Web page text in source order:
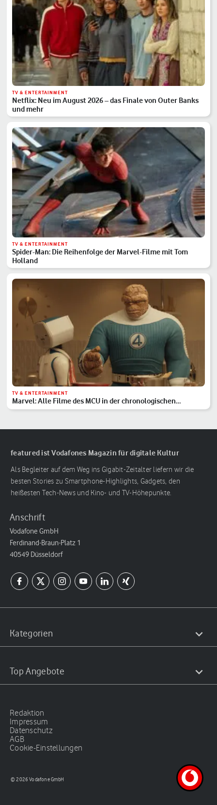
TV & ENTERTAINMENT
Netflix: Neu im August 2026 – das Finale von Outer Banks
und mehr
TV & ENTERTAINMENT
Spider-Man: Die Reihenfolge der Marvel-Filme mit Tom
Holland
TV & ENTERTAINMENT
Marvel: Alle Filme des MCU in der chronologischen
Reihenfolge
featured ist Vodafones Magazin für digitale Kultur
Als Begleiter auf dem Weg ins Gigabit-Zeitalter liefern wir die
besten Stories zu Smartphone-Highlights, Gadgets, den
heißesten Tech-News und Kino- und TV-Höhepunkte.
Anschrift
Vodafone GmbH
Ferdinand-Braun-Platz 1
40549 Düsseldorf
Kategorien
Top Angebote
Redaktion
Impressum
Datenschutz
AGB
Cookie-Einstellungen
© 2026 Vodafone GmbH